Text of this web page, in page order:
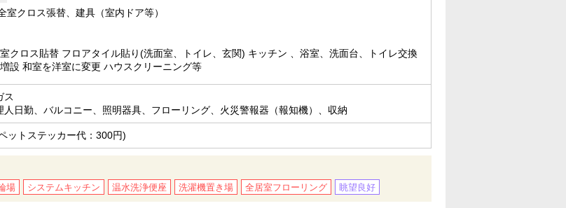
室クロス張替、建具（室内ドア等）
クロス貼替 フロアタイル貼り(洗面室、トイレ、玄関) キッチン 、浴室、洗面台、トイレ交換
設 和室を洋室に変更 ハウスクリーニング等
ス
日勤、バルコニー、照明器具、フローリング、火災警報器（報知機）、収納
ットステッカー代：300円)
場 システムキッチン 温水洗浄便座 洗濯機置き場 全居室フローリング 眺望良好